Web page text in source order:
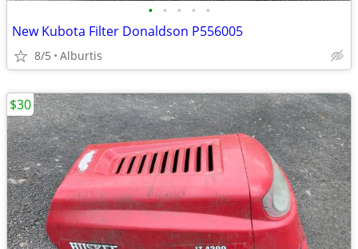
• • • • •
New Kubota Filter Donaldson P556005
8/5 Alburtis
$30